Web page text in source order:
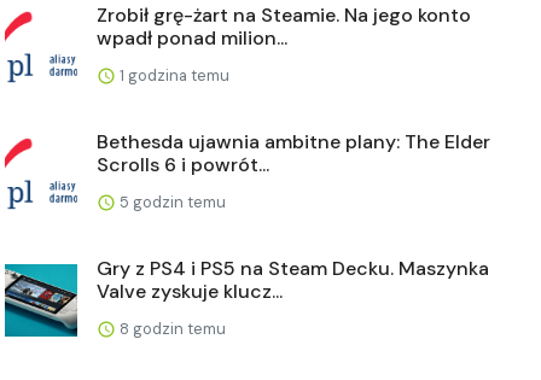
Zrobił grę-żart na Steamie. Na jego konto
wpadł ponad milion...
1 godzina temu
Bethesda ujawnia ambitne plany: The Elder
Scrolls 6 i powrót...
5 godzin temu
Gry z PS4 i PS5 na Steam Decku. Maszynka
Valve zyskuje klucz...
8 godzin temu